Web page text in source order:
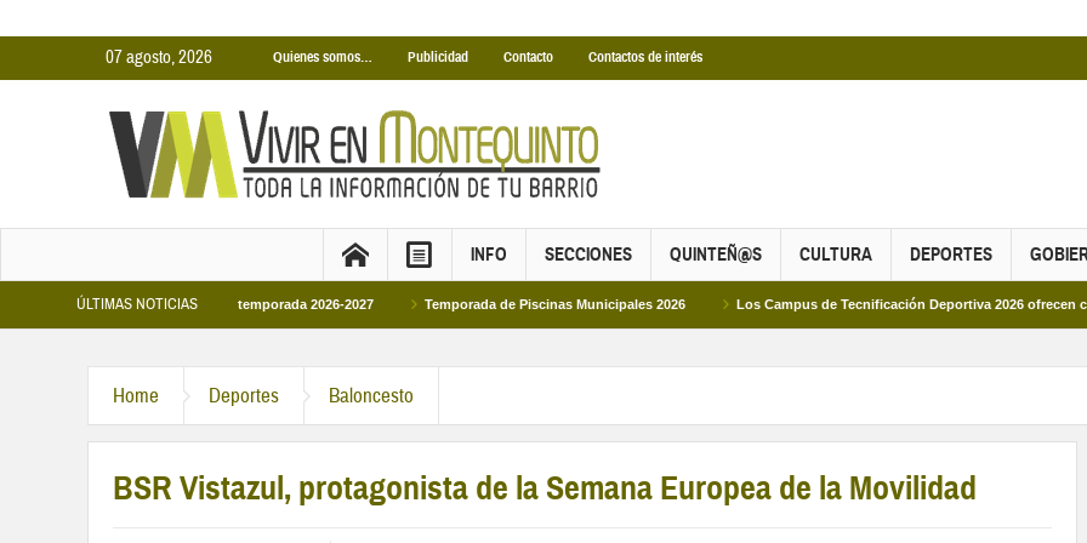
07 agosto, 2026 Quienes somos… Publicidad Contacto Contactos de interés
INFO SECCIONES QUINTEÑ@S CULTURA DEPORTES
ÚLTIMAS NOTICIAS
Cubiertas Municipales temporada 2026-2027 Temporada de Piscinas Municipales 2026 Los Campus de Tecnificación Deportiva 2026 ofrecen cuatro
Home Deportes Baloncesto
BSR Vistazul, protagonista de la Semana Europea de la Movilidad